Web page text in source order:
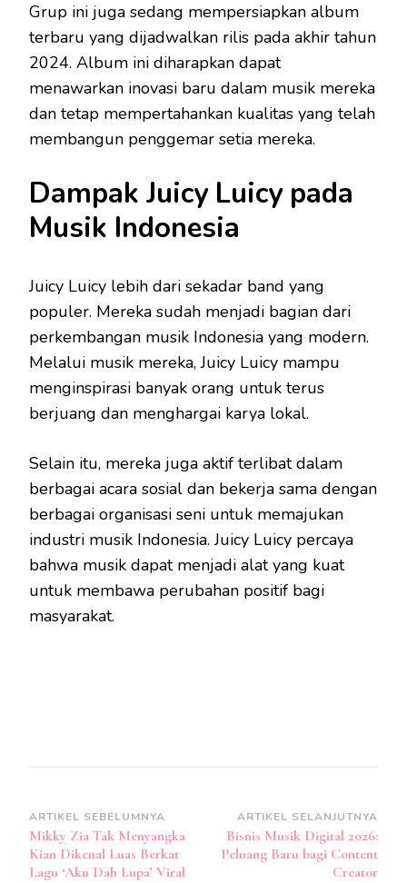
Grup ini juga sedang mempersiapkan album
terbaru yang dijadwalkan rilis pada akhir tahun
2024. Album ini diharapkan dapat
menawarkan inovasi baru dalam musik mereka
dan tetap mempertahankan kualitas yang telah
membangun penggemar setia mereka.
Dampak Juicy Luicy pada
Musik Indonesia
Juicy Luicy lebih dari sekadar band yang
populer. Mereka sudah menjadi bagian dari
perkembangan musik Indonesia yang modern.
Melalui musik mereka, Juicy Luicy mampu
menginspirasi banyak orang untuk terus
berjuang dan menghargai karya lokal.
Selain itu, mereka juga aktif terlibat dalam
berbagai acara sosial dan bekerja sama dengan
berbagai organisasi seni untuk memajukan
industri musik Indonesia. Juicy Luicy percaya
bahwa musik dapat menjadi alat yang kuat
untuk membawa perubahan positif bagi
masyarakat.
Navigasi
Artikel
ARTIKEL SEBELUMNYA
Mikky Zia Tak Menyangka
Kian Dikenal Luas Berkat
Lagu ‘Aku Dah Lupa’ Viral
ARTIKEL SELANJUTNYA
Bisnis Musik Digital 2026:
Peluang Baru bagi Content
Creator